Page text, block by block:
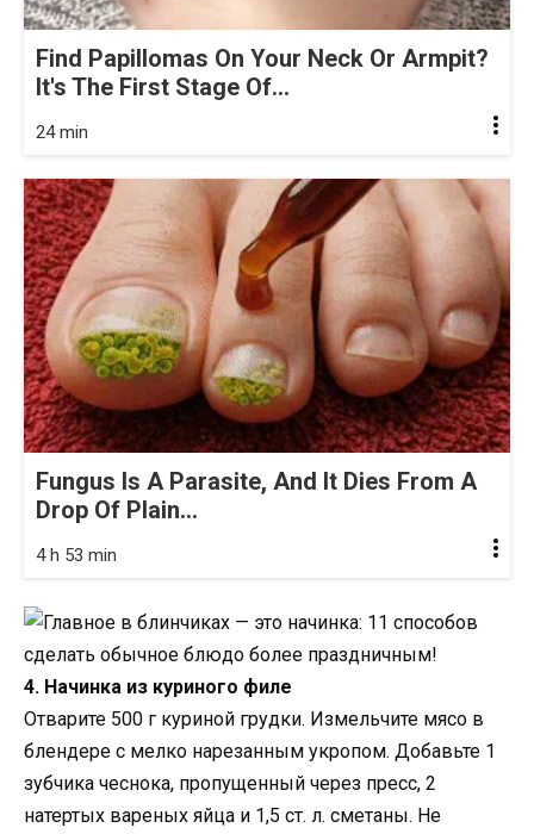
Find Papillomas On Your Neck Or Armpit?
It's The First Stage Of...
24 min
Fungus Is A Parasite, And It Dies From A
Drop Of Plain...
4 h 53 min
4. Начинка из куриного филе
Отварите 500 г куриной грудки. Измельчите мясо в
блендере с мелко нарезанным укропом. Добавьте 1
зубчика чеснока, пропущенный через пресс, 2
натертых вареных яйца и 1,5 ст. л. сметаны. Не